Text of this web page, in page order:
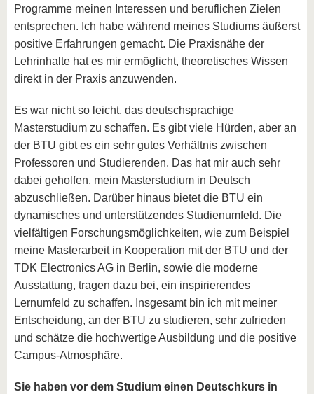
Programme meinen Interessen und beruflichen Zielen
entsprechen. Ich habe während meines Studiums äußerst
positive Erfahrungen gemacht. Die Praxisnähe der
Lehrinhalte hat es mir ermöglicht, theoretisches Wissen
direkt in der Praxis anzuwenden.
Es war nicht so leicht, das deutschsprachige
Masterstudium zu schaffen. Es gibt viele Hürden, aber an
der BTU gibt es ein sehr gutes Verhältnis zwischen
Professoren und Studierenden. Das hat mir auch sehr
dabei geholfen, mein Masterstudium in Deutsch
abzuschließen. Darüber hinaus bietet die BTU ein
dynamisches und unterstützendes Studienumfeld. Die
vielfältigen Forschungsmöglichkeiten, wie zum Beispiel
meine Masterarbeit in Kooperation mit der BTU und der
TDK Electronics AG in Berlin, sowie die moderne
Ausstattung, tragen dazu bei, ein inspirierendes
Lernumfeld zu schaffen. Insgesamt bin ich mit meiner
Entscheidung, an der BTU zu studieren, sehr zufrieden
und schätze die hochwertige Ausbildung und die positive
Campus-Atmosphäre.
Sie haben vor dem Studium einen Deutschkurs in